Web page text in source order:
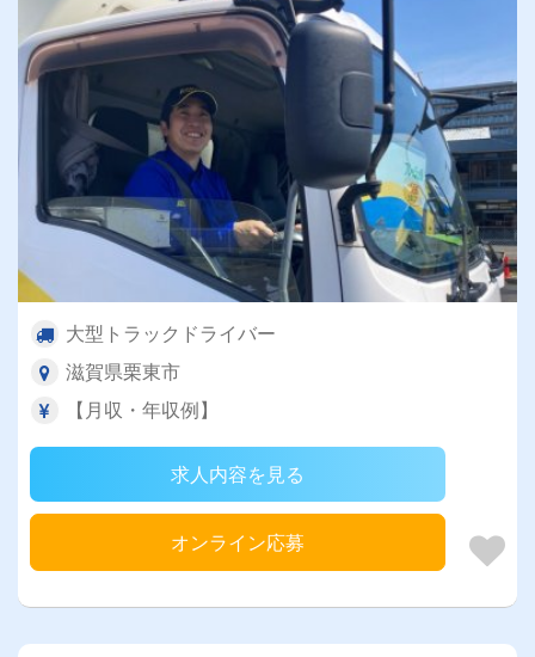
大型トラックドライバー
滋賀県栗東市
【月収・年収例】
求人内容を見る
オンライン応募